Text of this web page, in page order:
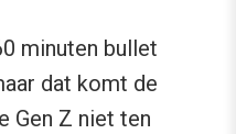
minuten bullet
dat komt de
Gen Z niet ten